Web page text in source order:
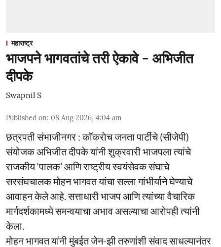
महाराष्ट्र
भाजपने भागवतांचे तरी ऐकावे - अभिजीत
दीपके
Swapnil S
Published on: 08 Aug 2026, 4:04 am
छत्रपती संभाजीनगर : कॉकराेच जनता पार्टीचे (सीजेपी)
संयोजक अभिजीत दीपके यांनी शुक्रवारी भाजपला त्यांचे
राजकीय ‘पालक’ आणि राष्ट्रीय स्वयंसेवक संघाचे
सरसंघचालक मोहन भागवत यांचा सल्ला गांभीर्याने घेण्याचे
आवाहन केले आहे. सत्ताधारी भाजप आणि त्यांच्या वैचारिक
मार्गदर्शकामध्ये समन्वयाचा अभाव असल्याचा आरोपही त्यांनी
केला.
मोहन भागवत यांनी मुंबईत जेन-झी तरुणांशी संवाद साधल्यानंतर